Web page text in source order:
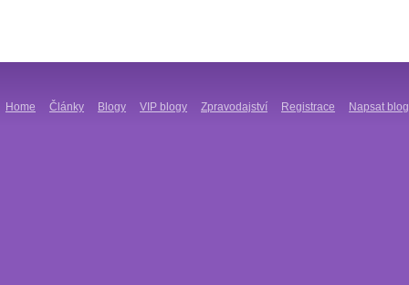
Home Články Blogy VIP blogy Zpravodajství Registrace Napsat blog